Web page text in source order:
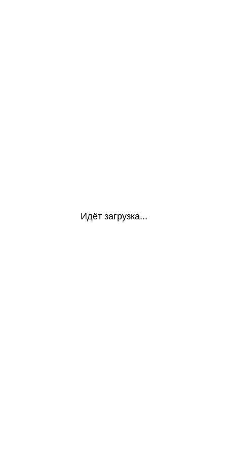
Идёт загрузка...